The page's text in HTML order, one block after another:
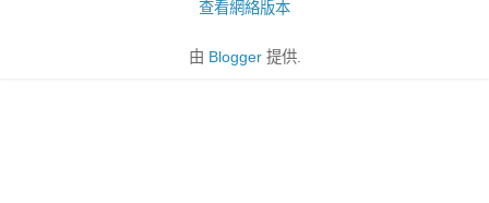
查看網絡版本
由 Blogger提供.